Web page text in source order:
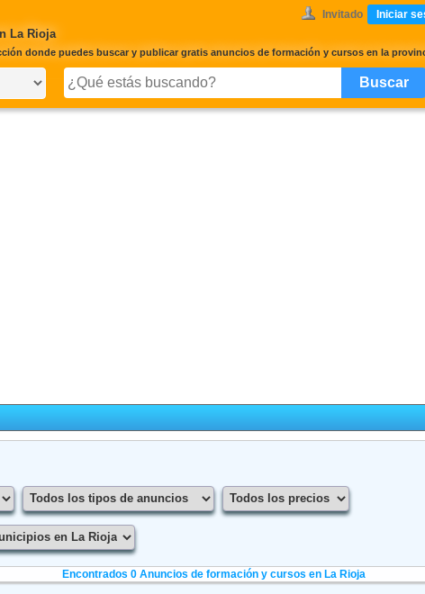
Invitado Iniciar
La Rioja
donde puedes buscar y publicar gratis anuncios de formación y cursos en la
Encontrados 0Anuncios de formación y cursos en La Rioja